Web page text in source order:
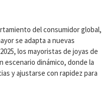
del consumidor global,
se adapta a nuevas
los mayoristas de joyas de
escenario dinámico, donde la
y ajustarse con rapidez para